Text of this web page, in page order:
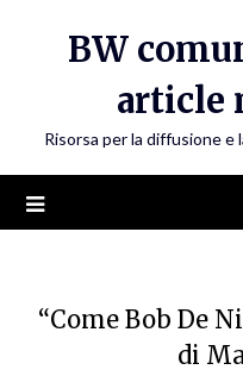
BW
article
Risorsa per la diffusione e
“Come Bob De
di